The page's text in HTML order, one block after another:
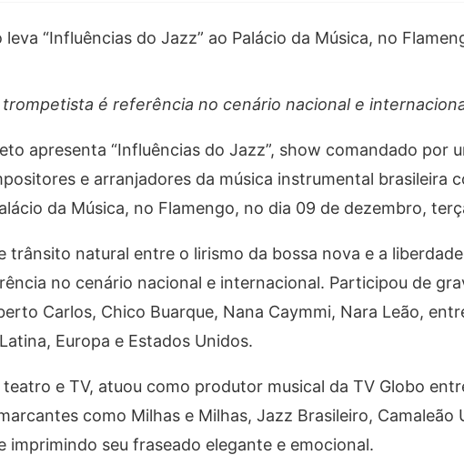
é referência no cenário nacional e
apresenta “Influências do Jazz”, show comandado por
e arranjadores da música instrumental brasileira
da Música, no Flamengo, no dia 09 de dezembro,
trânsito natural entre o lirismo da bossa nova e a
no cenário nacional e internacional. Participou de
Carlos, Chico Buarque, Nana Caymmi, Nara Leão,
Europa e Estados Unidos.
e TV, atuou como produtor musical da TV Globo
como Milhas e Milhas, Jazz Brasileiro, Camaleão
imprimindo seu fraseado elegante e emocional.